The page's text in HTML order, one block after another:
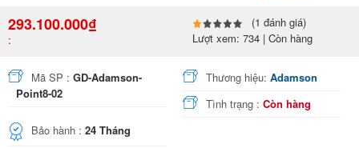
293.100.000₫
:
(1 đánh giá)
Lượt xem: 734 | Còn hàng
Mã SP : GD-Adamson-
Point8-02
Thương hiệu:Adamson
Tình trạng :Còn hàng
Bảo hành : 24 Tháng